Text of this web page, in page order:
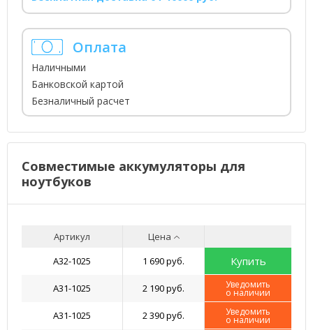
Оплата
Наличными
Банковской картой
Безналичный расчет
Совместимые аккумуляторы для
ноутбуков
Артикул
Цена
A32-1025
1 690 руб. Купить
A31-1025 2 190 руб. Уведомить
о наличии
A31-1025 2 390 руб. Уведомить
о наличии